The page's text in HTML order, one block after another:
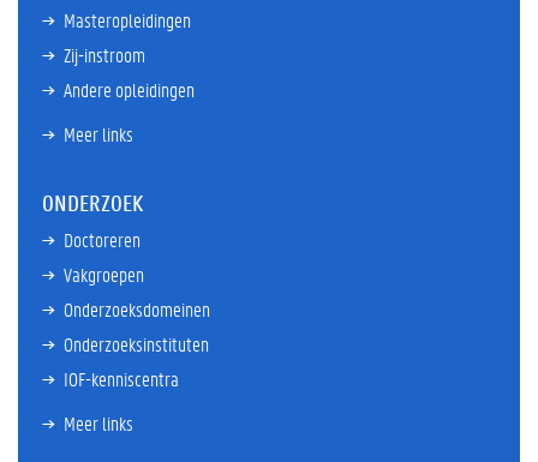
Masteropleidingen
Zij-instroom
Andere opleidingen
Meer links
ONDERZOEK
Doctoreren
Vakgroepen
Onderzoeksdomeinen
Onderzoeksinstituten
IOF-kenniscentra
Meer links